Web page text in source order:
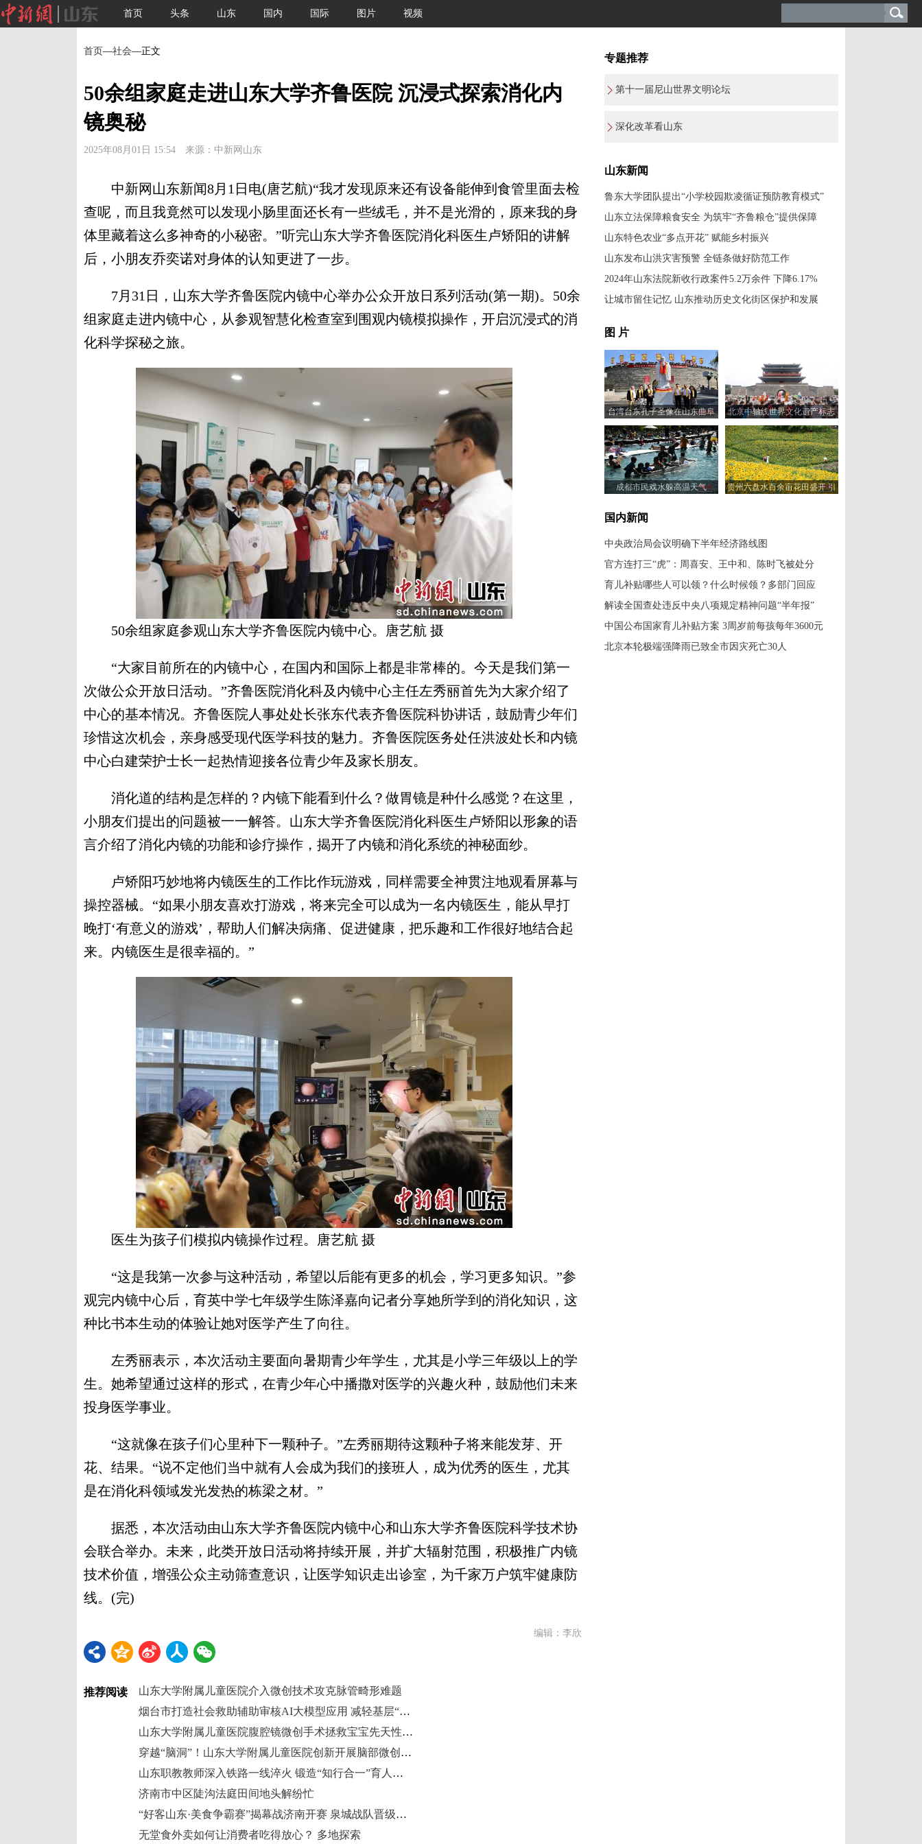
首页 头条 山东 国内 国际 图片 视频
首页—社会—正文
50余组家庭走进山东大学齐鲁医院 沉浸式探索消化内
镜奥秘
2025年08月01日 15:54 来源：中新网山东
中新网山东新闻8月1日电(唐艺航)“我才发现原来还有设备能伸到食管里面去检
查呢，而且我竟然可以发现小肠里面还长有一些绒毛，并不是光滑的，原来我的身
体里藏着这么多神奇的小秘密。”听完山东大学齐鲁医院消化科医生卢矫阳的讲解
后，小朋友乔奕诺对身体的认知更进了一步。
7月31日，山东大学齐鲁医院内镜中心举办公众开放日系列活动(第一期)。50余
组家庭走进内镜中心，从参观智慧化检查室到围观内镜模拟操作，开启沉浸式的消
化科学探秘之旅。
50余组家庭参观山东大学齐鲁医院内镜中心。唐艺航 摄
“大家目前所在的内镜中心，在国内和国际上都是非常棒的。今天是我们第一
次做公众开放日活动。”齐鲁医院消化科及内镜中心主任左秀丽首先为大家介绍了
中心的基本情况。齐鲁医院人事处处长张东代表齐鲁医院科协讲话，鼓励青少年们
珍惜这次机会，亲身感受现代医学科技的魅力。齐鲁医院医务处任洪波处长和内镜
中心白建荣护士长一起热情迎接各位青少年及家长朋友。
消化道的结构是怎样的？内镜下能看到什么？做胃镜是种什么感觉？在这里，
小朋友们提出的问题被一一解答。山东大学齐鲁医院消化科医生卢矫阳以形象的语
言介绍了消化内镜的功能和诊疗操作，揭开了内镜和消化系统的神秘面纱。
卢矫阳巧妙地将内镜医生的工作比作玩游戏，同样需要全神贯注地观看屏幕与
操控器械。“如果小朋友喜欢打游戏，将来完全可以成为一名内镜医生，能从早打
晚打‘有意义的游戏’，帮助人们解决病痛、促进健康，把乐趣和工作很好地结合起
来。内镜医生是很幸福的。”
医生为孩子们模拟内镜操作过程。唐艺航 摄
“这是我第一次参与这种活动，希望以后能有更多的机会，学习更多知识。”参
观完内镜中心后，育英中学七年级学生陈泽嘉向记者分享她所学到的消化知识，这
种比书本生动的体验让她对医学产生了向往。
左秀丽表示，本次活动主要面向暑期青少年学生，尤其是小学三年级以上的学
生。她希望通过这样的形式，在青少年心中播撒对医学的兴趣火种，鼓励他们未来
投身医学事业。
“这就像在孩子们心里种下一颗种子。”左秀丽期待这颗种子将来能发芽、开
花、结果。“说不定他们当中就有人会成为我们的接班人，成为优秀的医生，尤其
是在消化科领域发光发热的栋梁之材。”
据悉，本次活动由山东大学齐鲁医院内镜中心和山东大学齐鲁医院科学技术协
会联合举办。未来，此类开放日活动将持续开展，并扩大辐射范围，积极推广内镜
技术价值，增强公众主动筛查意识，让医学知识走出诊室，为千家万户筑牢健康防
线。(完)
编辑：李欣
推荐阅读
山东大学附属儿童医院介入微创技术攻克脉管畸形难题
烟台市打造社会救助辅助审核AI大模型应用 减轻基层“指尖”负担
山东大学附属儿童医院腹腔镜微创手术拯救宝宝先天性消化道畸形
穿越“脑洞”！山东大学附属儿童医院创新开展脑部微创技术
山东职教教师深入铁路一线淬火 锻造“知行合一”育人底色
济南市中区陡沟法庭田间地头解纷忙
“好客山东·美食争霸赛”揭幕战济南开赛 泉城战队晋级八强
无堂食外卖如何让消费者吃得放心？ 多地探索
专题推荐
第十一届尼山世界文明论坛
深化改革看山东
山东新闻
鲁东大学团队提出“小学校园欺凌循证预防教育模式”
山东立法保障粮食安全 为筑牢“齐鲁粮仓”提供保障
山东特色农业“多点开花” 赋能乡村振兴
山东发布山洪灾害预警 全链条做好防范工作
2024年山东法院新收行政案件5.2万余件 下降6.17%
让城市留住记忆 山东推动历史文化街区保护和发展
图 片
台湾台东孔子圣像在山东曲阜
捐赠起运
北京中轴线世界文化遗产标志
碑揭幕
成都市民戏水躲高温天气
贵州六盘水百余亩花田盛开 引
国内新闻
中央政治局会议明确下半年经济路线图
官方连打三“虎”：周喜安、王中和、陈时飞被处分
育儿补贴哪些人可以领？什么时候领？多部门回应
解读全国查处违反中央八项规定精神问题“半年报”
中国公布国家育儿补贴方案 3周岁前每孩每年3600元
北京本轮极端强降雨已致全市因灾死亡30人